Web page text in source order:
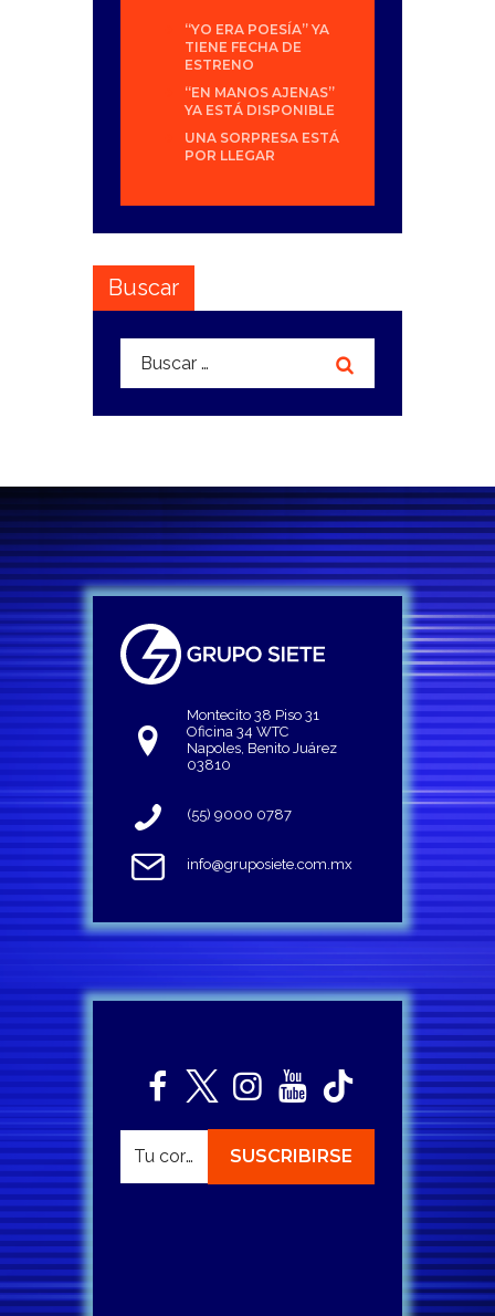
“YO ERA POESÍA” YA
TIENE FECHA DE
ESTRENO
“EN MANOS AJENAS”
YA ESTÁ DISPONIBLE
UNA SORPRESA ESTÁ
POR LLEGAR
Buscar
Buscar:
Montecito 38 Piso 31
Oficina 34 WTC
Napoles, Benito Juárez
03810
(55) 9000 0787
info@gruposiete.com.mx